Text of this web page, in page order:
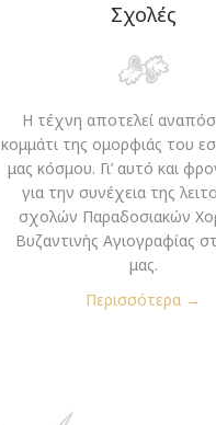
Σχολές
Η τέχνη αποτελεί
κομμάτι της ομορφιάς του
μας κόσμου. Γι’ αυτό και
για την συνέχεια της
σχολών Παραδοσιακών
Βυζαντινής Αγιογραφίας
μας.
Περισσότερα →